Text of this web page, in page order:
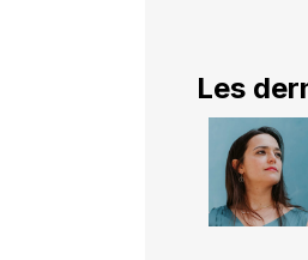
Les